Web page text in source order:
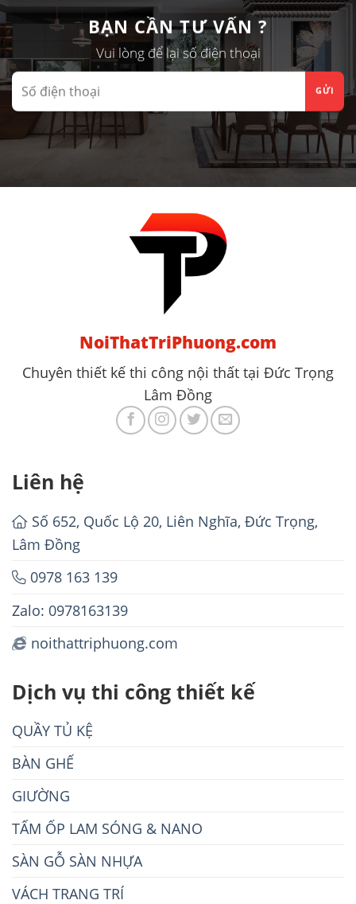
BẠN CẦN TƯ VẤN ?
Vui lòng để lại số điện thoại
NoiThatTriPhuong.com
Chuyên thiết kế thi công nội thất tại Đức Trọng
Lâm Đồng
Liên hệ
Số 652, Quốc Lộ 20, Liên Nghĩa, Đức Trọng,
Lâm Đồng
0978 163 139
Zalo: 0978163139
noithattriphuong.com
Dịch vụ thi công thiết kế
QUẦY TỦ KỆ
BÀN GHẾ
GIƯỜNG
TẤM ỐP LAM SÓNG & NANO
SÀN GỖ SÀN NHỰA
VÁCH TRANG TRÍ